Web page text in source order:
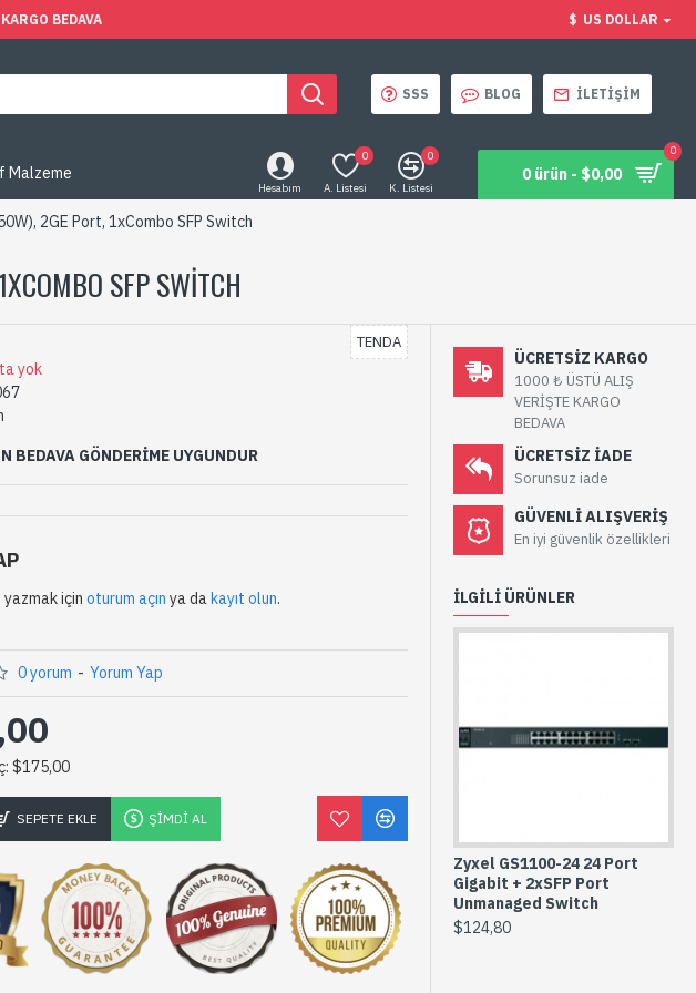
BEDAVA $ US DOLLAR
SSS BLOG İLETIŞIM
Malzeme
Hesabım A. Listesi
0
K. Listesi
0
0 ürün - $0,00
0
2GE Port, 1xCombo SFP Switch
SFP SWITCH
yazmak içinoturum açın ya dakayıt olun.
BEDAVA GÖNDERIME UYGUNDUR
yok
TENDA
0 yorum - Yorum Yap
$175,00
SEPETE EKLE ŞIMDI AL
ÜCRETSIZ KARGO
1000 ₺ ÜSTÜ ALIŞ
VERİŞTE KARGO
BEDAVA
ÜCRETSIZ IADE
Sorunsuz iade
GÜVENLI ALIŞVERIŞ
En iyi güvenlik özellikleri
İLGILI ÜRÜNLER
Zyxel GS1100-24 24 Port
Gigabit + 2xSFP Port
Unmanaged Switch
$124,80